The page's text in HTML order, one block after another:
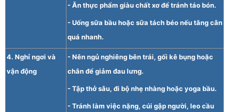
- Ăn thực phẩm giàu chất xơ để tránh táo bón.
- Uống sữa bầu hoặc sữa tách béo nếu tăng cân
quá nhanh.
4. Nghỉ ngơi và
vận động
- Nên ngủ nghiêng bên trái, gối kê bụng hoặc
chân để giảm đau lưng.
- Tập thở sâu, đi bộ nhẹ nhàng hoặc yoga bầu.
- Tránh làm việc nặng, cúi gập người, leo cầu